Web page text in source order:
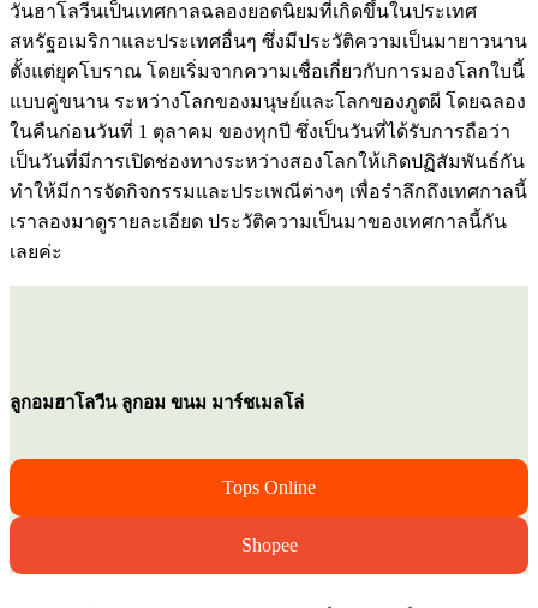
วันฮาโลวีนเป็นเทศกาลฉลองยอดนิยมที่เกิดขึ้นในประเทศ
สหรัฐอเมริกาและประเทศอื่นๆ ซึ่งมีประวัติความเป็นมายาวนาน
ตั้งแต่ยุคโบราณ โดยเริ่มจากความเชื่อเกี่ยวกับการมองโลกใบนี้
แบบคู่ขนาน ระหว่างโลกของมนุษย์และโลกของภูตผี โดยฉลอง
ในคืนก่อนวันที่ 1 ตุลาคม ของทุกปี ซึ่งเป็นวันที่ได้รับการถือว่า
เป็นวันที่มีการเปิดช่องทางระหว่างสองโลกให้เกิดปฏิสัมพันธ์กัน
ทำให้มีการจัดกิจกรรมและประเพณีต่างๆ เพื่อรำลึกถึงเทศกาลนี้
เราลองมาดูรายละเอียด ประวัติความเป็นมาของเทศกาลนี้กัน
เลยค่ะ
ลูกอมฮาโลวีน ลูกอม ขนม มาร์ชเมลโล่
Tops Online
Shopee